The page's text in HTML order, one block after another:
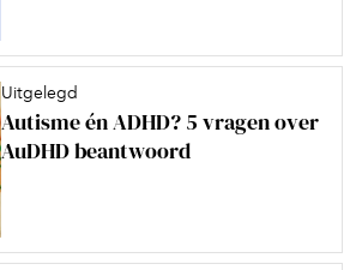
Uitgelegd
Autisme én ADHD? 5 vragen over
AuDHD beantwoord